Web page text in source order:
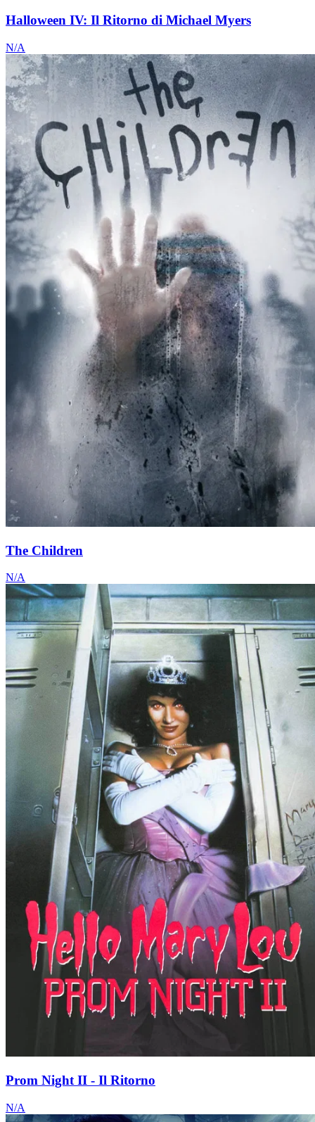
Halloween IV: Il Ritorno di Michael Myers
N/A
The Children
N/A
Prom Night II - Il Ritorno
N/A